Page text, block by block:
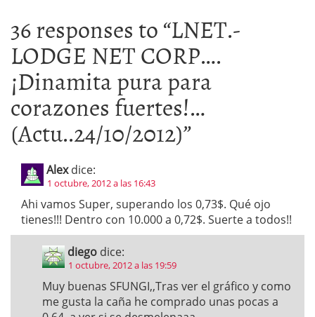
36 responses to “LNET.-
LODGE NET CORP….
¡Dinamita pura para
corazones fuertes!…
(Actu..24/10/2012)”
Alex dice:
1 octubre, 2012 a las 16:43
Ahi vamos Super, superando los 0,73$. Qué ojo
tienes!!! Dentro con 10.000 a 0,72$. Suerte a todos!!
diego dice:
1 octubre, 2012 a las 19:59
Muy buenas SFUNGI,,Tras ver el gráfico y como
me gusta la caña he comprado unas pocas a